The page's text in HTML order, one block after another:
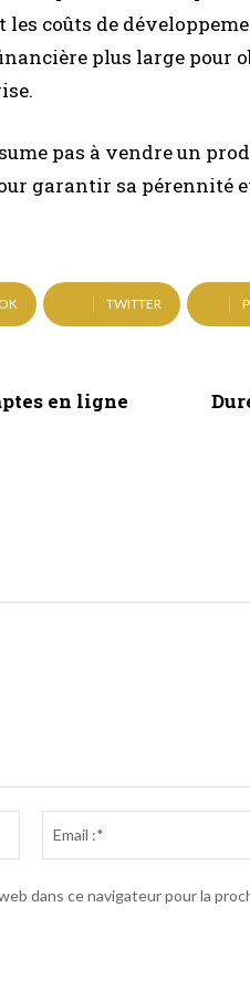
coûts de
plus large pour
pas à vendre un
garantir sa pérennité
TWITTER
en ligne
dans ce navigateur pour la